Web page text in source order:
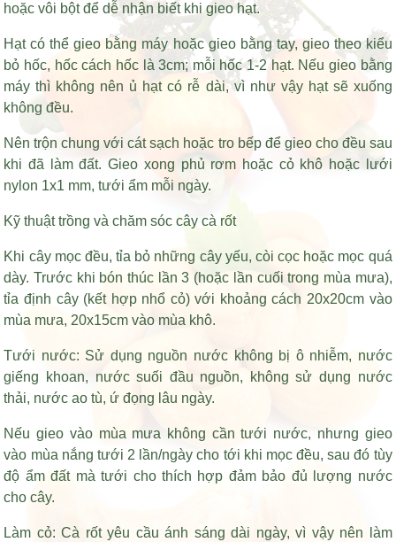
hoặc vôi bột để dễ nhận biết khi gieo hạt.
Hạt có thể gieo bằng máy hoặc gieo bằng tay, gieo theo kiểu
bỏ hốc, hốc cách hốc là 3cm; mỗi hốc 1-2 hạt. Nếu gieo bằng
máy thì không nên ủ hạt có rễ dài, vì như vậy hạt sẽ xuống
không đều.
Nên trộn chung với cát sạch hoặc tro bếp để gieo cho đều sau
khi đã làm đất. Gieo xong phủ rơm hoặc cỏ khô hoặc lưới
nylon 1x1 mm, tưới ẩm mỗi ngày.
Kỹ thuật trồng và chăm sóc cây cà rốt
Khi cây mọc đều, tỉa bỏ những cây yếu, còi cọc hoặc mọc quá
dày. Trước khi bón thúc lần 3 (hoặc lần cuối trong mùa mưa),
tỉa định cây (kết hợp nhổ cỏ) với khoảng cách 20x20cm vào
mùa mưa, 20x15cm vào mùa khô.
Tưới nước: Sử dụng nguồn nước không bị ô nhiễm, nước
giếng khoan, nước suối đầu nguồn, không sử dụng nước
thải, nước ao tù, ứ đọng lâu ngày.
Nếu gieo vào mùa mưa không cần tưới nước, nhưng gieo
vào mùa nắng tưới 2 lần/ngày cho tới khi mọc đều, sau đó tùy
độ ẩm đất mà tưới cho thích hợp đảm bảo đủ lượng nước
cho cây.
Làm cỏ: Cà rốt yêu cầu ánh sáng dài ngày, vì vậy nên làm